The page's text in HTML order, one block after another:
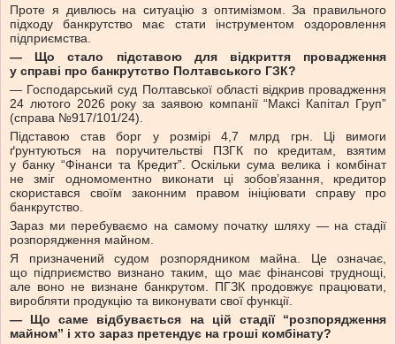
Проте я дивлюсь на ситуацію з оптимізмом. За правильного
підходу банкрутство має стати інструментом оздоровлення
підприємства.
— Що стало підставою для відкриття провадження
у справі про банкрутство Полтавського ГЗК?
— Господарський суд Полтавської області відкрив провадження
24 лютого 2026 року за заявою компанії “Максі Капітал Груп”
(справа №917/101/24).
Підставою став борг у розмірі 4,7 млрд грн. Ці вимоги
ґрунтуються на поручительстві ПЗГК по кредитам, взятим
у банку “Фінанси та Кредит”. Оскільки сума велика і комбінат
не зміг одномоментно виконати ці зобов’язання, кредитор
скористався своїм законним правом ініціювати справу про
банкрутство.
Зараз ми перебуваємо на самому початку шляху — на стадії
розпорядження майном.
Я призначений судом розпорядником майна. Це означає,
що підприємство визнано таким, що має фінансові труднощі,
але воно не визнане банкрутом. ПГЗК продовжує працювати,
виробляти продукцію та виконувати свої функції.
— Що саме відбувається на цій стадії “розпорядження
майном” і хто зараз претендує на гроші комбінату?